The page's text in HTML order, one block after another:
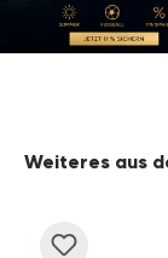
Produktgalerie
Weiteres aus